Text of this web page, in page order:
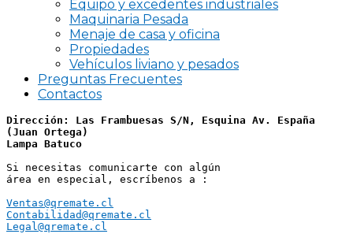
Equipo y excedentes industriales
Maquinaria Pesada
Menaje de casa y oficina
Propiedades
Vehículos liviano y pesados
Preguntas Frecuentes
Contactos
Dirección: Las Frambuesas S/N, Esquina Av. España
(Juan Ortega)
Lampa Batuco
Si necesitas comunicarte con algún
área en especial, escríbenos a :
Ventas@qremate.cl
Contabilidad@qremate.cl
Legal@qremate.cl